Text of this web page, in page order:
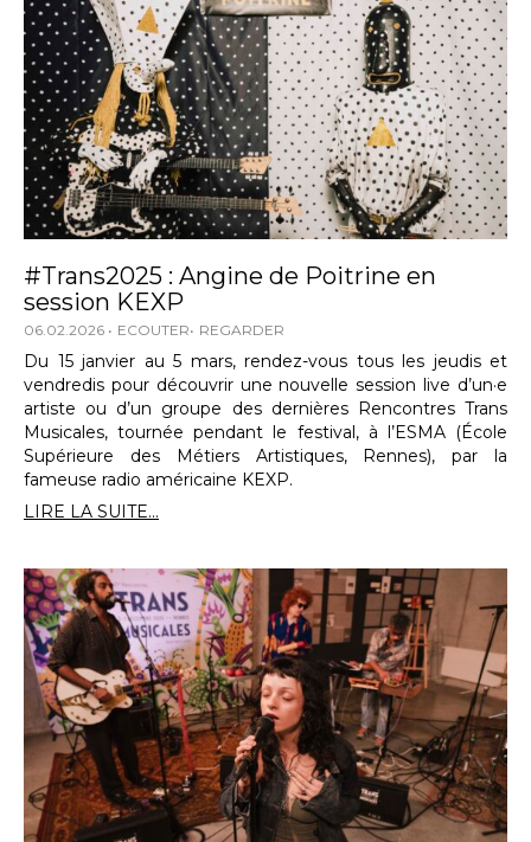
#Trans2025 : Angine de Poitrine en
session KEXP
06.02.2026 ECOUTER REGARDER
Du 15 janvier au 5 mars, rendez-vous tous les jeudis et
vendredis pour découvrir une nouvelle session live d’un·e
artiste ou d’un groupe des dernières Rencontres Trans
Musicales, tournée pendant le festival, à l’ESMA (École
Supérieure des Métiers Artistiques, Rennes), par la
fameuse radio américaine KEXP.
LIRE LA SUITE...